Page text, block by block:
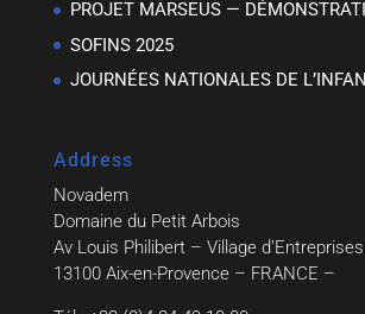
PROJET MARSEUS —
SOFINS 2025
JOURNÉES NATIONALES DE
Address
Novadem
Domaine du Petit Arbois
Av Louis Philibert – Village d’Entreprises
13100 Aix-en-Provence – FRANCE –